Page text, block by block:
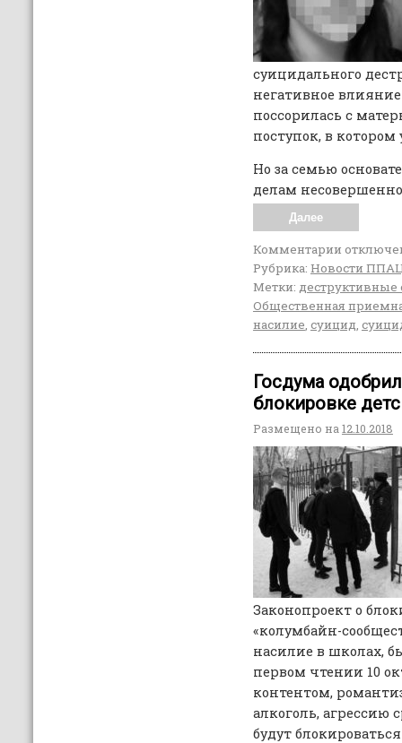
суицидального
негативное
поссорилась с
поступок, в котором
Но за семью
делам
Далее
Комментарии
Рубрика: Новости
Метки: деструктивные
Общественная
насилие, суицид,
Госдума
блокировке
Размещено на 12.10.2018
Законопроект о
«колумбайн-
насилие в школах,
первом чтении 10
контентом,
алкоголь, агрессию
будут